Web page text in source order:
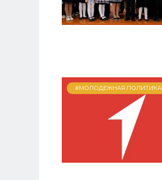
#МОЛОДЕЖНАЯ ПОЛИТИКА